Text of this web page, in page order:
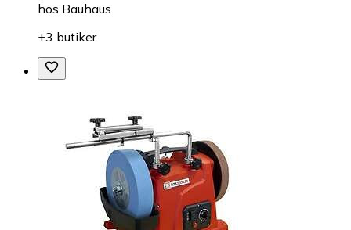
hos Bauhaus
+3 butiker